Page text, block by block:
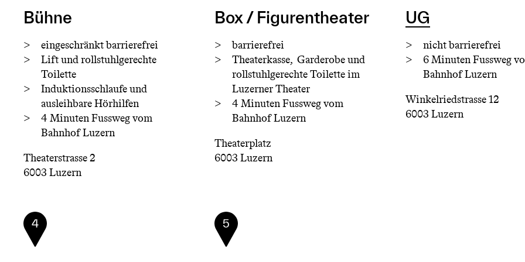
Bühne
eingeschränkt barrierefrei
Lift und rollstuhlgerechte
Toilette
Induktionsschlaufe und
ausleihbare Hörhilfen
4 Minuten Fussweg vom
Bahnhof Luzern
Theaterstrasse 2
6003 Luzern
Box / Figurentheater
barrierefrei
Theaterkasse, Garderobe und
rollstuhlgerechte Toilette im
Luzerner Theater
4 Minuten Fussweg vom
Bahnhof Luzern
Theaterplatz
6003 Luzern
UG
nicht barrierefrei
6 Minuten Fussweg
Bahnhof Luzern
Winkelriedstrasse 12
6003 Luzern
4 5